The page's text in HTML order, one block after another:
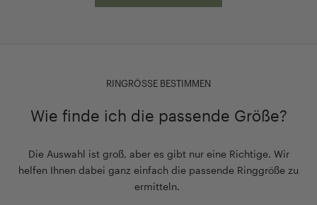
RINGRÖSSE BESTIMMEN
Wie finde ich die passende Größe?
Die Auswahl ist groß, aber es gibt nur eine Richtige. Wir
helfen Ihnen dabei ganz einfach die passende Ringgröße zu
ermitteln.